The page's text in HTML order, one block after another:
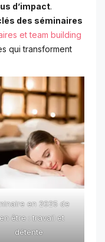
d’impact.
des séminaires
et team building
qui transforment
en 2025 de
être : travail et
détente